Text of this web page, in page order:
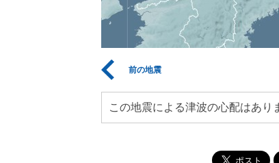
前の地震
この地震による津波の心配はあり